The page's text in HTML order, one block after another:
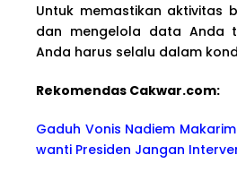
Untuk memastikan aktivitas
dan mengelola data Anda
Anda harus selalu dalam
Rekomendas Cakwar.com:
Gaduh Vonis Nadiem
wanti Presiden Jangan